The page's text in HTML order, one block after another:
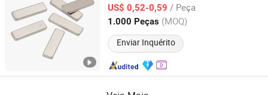
US$ 0,52-0,59 / Peça
1.000 Peças (MOQ)
Enviar Inquérito
Zhejiang, China Desde 2013